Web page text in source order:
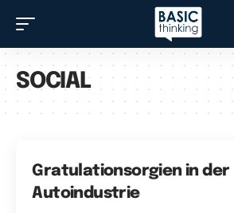
SOCIAL
Gratulationsorgien in der
Autoindustrie